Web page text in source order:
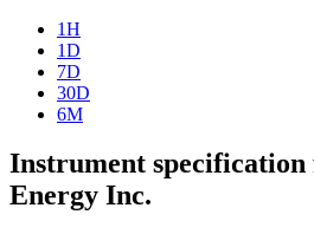
1H
1D
7D
30D
6M
Instrument specification
Energy Inc.